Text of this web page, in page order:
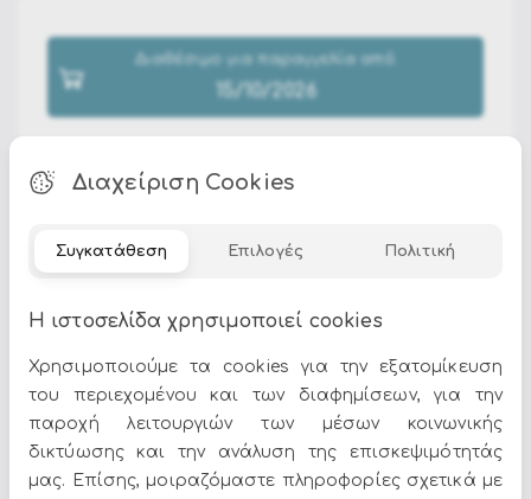
Διαθέσιμο για παραγγελία από:
15/10/2026
Στην κατηγορίαΠροσφορές Κρεμαστά
και στυλ. Στο Epilegin προσφέρουμε ποιότητα και
Διαχείριση Cookies
Συγκατάθεση Επιλογές Πολιτική
Η ιστοσελίδα χρησιμοποιεί cookies
Χρησιμοποιούμε τα cookies για την εξατομίκευση
του περιεχομένου και των διαφημίσεων, για την
παροχή λειτουργιών των μέσων κοινωνικής
δικτύωσης και την ανάλυση της επισκεψιμότητάς
μας. Επίσης, μοιραζόμαστε πληροφορίες σχετικά με